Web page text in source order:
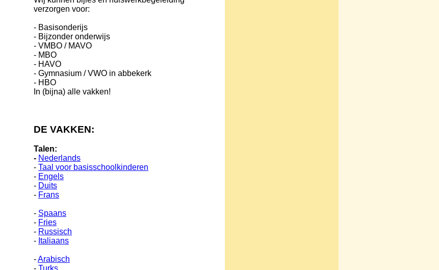
verzorgen voor:
- Basisonderijs
- Bijzonder onderwijs
- VMBO / MAVO
- MBO
- HAVO
- Gymnasium / VWO in abbekerk
- HBO
In (bijna) alle vakken!
DE VAKKEN:
Talen:
- Nederlands
- Taal voor basisschoolkinderen
- Engels
- Duits
- Frans
- Spaans
- Fries
- Russisch
- Italiaans
-Arabisch
- Turks